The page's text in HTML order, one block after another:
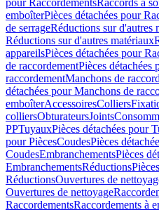
pour RaccordementsRaccords à
emboîterPièces détachées pour
de serrageRéductions sur d'autres
Réductions sur d'autres matériaux
appareilsPièces détachées pour
de raccordementPièces détachées
raccordementManchons de
détachées pour Manchons de
emboîterAccessoiresColliers
colliersObturateursJoints
PPTuyauxPièces détachées pour
pour PiècesCoudesPièces
CoudesEmbranchementsPièces
EmbranchementsRéductions
RéductionsOuvertures de
Ouvertures de nettoyage
RaccordementsRaccordements à